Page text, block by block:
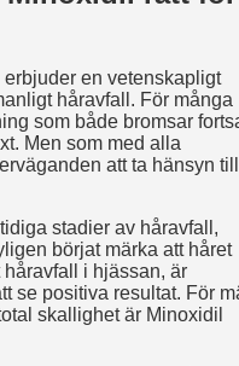
en vetenskapligt
håravfall. För många
som både bromsar
Men som med alla
att ta hänsyn till
stadier av håravfall,
börjat märka att håret
i hjässan, är
se positiva resultat. För
skallighet är Minoxidil